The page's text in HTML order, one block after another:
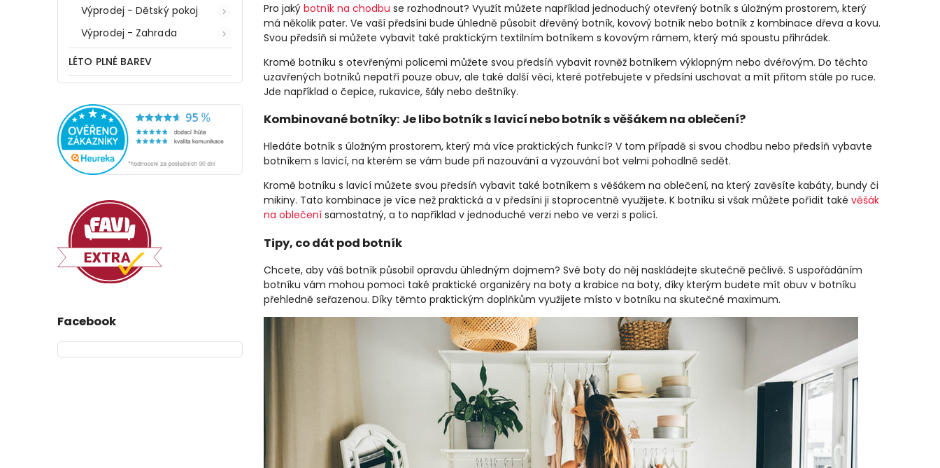
Výprodej - Dětský pokoj
Výprodej - Zahrada
LÉTO PLNÉ BAREV
Facebook
Pro jaký botník na chodbu se rozhodnout? Využít můžete například jednoduchý otevřený botník s úložným prostorem, který
má několik pater. Ve vaší předsíni bude úhledně působit dřevěný botník, kovový botník nebo botník z kombinace dřeva a kovu.
Svou předsíň si můžete vybavit také praktickým textilním botníkem s kovovým rámem, který má spoustu přihrádek.
Kromě botníku s otevřenými policemi můžete svou předsíň vybavit rovněž botníkem výklopným nebo dvéřovým. Do těchto
uzavřených botníků nepatří pouze obuv, ale také další věci, které potřebujete v předsíni uschovat a mít přitom stále po ruce.
Jde například o čepice, rukavice, šály nebo deštníky.
Kombinované botníky: Je libo botník s lavicí nebo botník s věšákem na oblečení?
Hledáte botník s úložným prostorem, který má více praktických funkcí? V tom případě si svou chodbu nebo předsíň vybavte
botníkem s lavicí, na kterém se vám bude při nazouvání a vyzouvání bot velmi pohodlně sedět.
Kromě botníku s lavicí můžete svou předsíň vybavit také botníkem s věšákem na oblečení, na který zavěsíte kabáty, bundy či
mikiny. Tato kombinace je více než praktická a v předsíni ji stoprocentně využijete. K botníku si však můžete pořídit také věšák
na oblečení samostatný, a to například v jednoduché verzi nebo ve verzi s policí.
Tipy, co dát pod botník
Chcete, aby váš botník působil opravdu úhledným dojmem? Své boty do něj naskládejte skutečně pečlivě. S uspořádáním
botníku vám mohou pomoci také praktické organizéry na boty a krabice na boty, díky kterým budete mít obuv v botníku
přehledně seřazenou. Díky těmto praktickým doplňkům využijete místo v botníku na skutečné maximum.